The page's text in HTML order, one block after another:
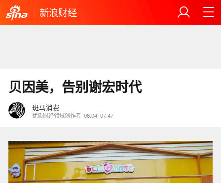
新浪财经
贝因美，告别谢宏时代
斑马消费
优质财经领域创作者 06.04 07:47